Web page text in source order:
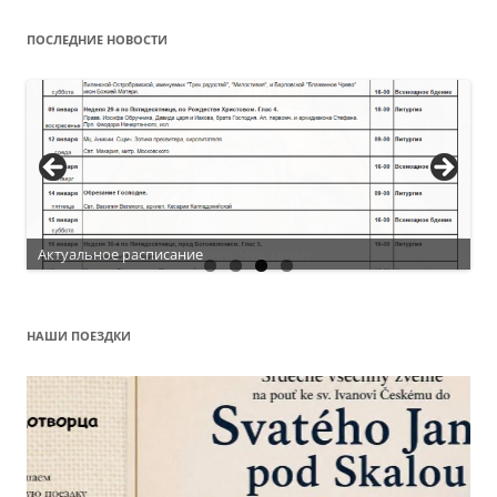
ПОСЛЕДНИЕ НОВОСТИ
Актуальное расписание
НАШИ ПОЕЗДКИ